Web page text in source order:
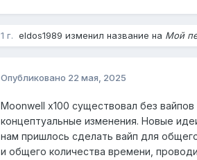
1 г. eldos1989 изменил название на Мой
Опубликовано 22 мая, 2025
Moonwell x100 существовал без
концептуальные изменения. Новые
нам пришлось сделать вайп для
и общего количества времени,